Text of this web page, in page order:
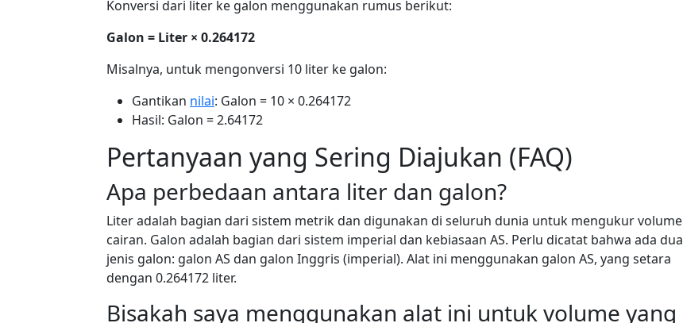
Konversi dari liter ke galon menggunakan rumus berikut:
Galon = Liter × 0.264172
Misalnya, untuk mengonversi 10 liter ke galon:
Gantikan nilai: Galon = 10 × 0.264172
Hasil: Galon = 2.64172
Pertanyaan yang Sering Diajukan (FAQ)
Apa perbedaan antara liter dan galon?
Liter adalah bagian dari sistem metrik dan digunakan di seluruh dunia untuk mengukur volume
cairan. Galon adalah bagian dari sistem imperial dan kebiasaan AS. Perlu dicatat bahwa ada dua
jenis galon: galon AS dan galon Inggris (imperial). Alat ini menggunakan galon AS, yang setara
dengan 0.264172 liter.
Bisakah saya menggunakan alat ini untuk volume yang